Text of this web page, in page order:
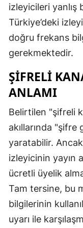
izleyicileri yanlış
Türkiye’deki
doğru frekans
gerekmektedir.
ŞIFRELI
ANLAMI
Belirtilen "şifreli
akıllarında "şifre
yaratabilir.
izleyicinin yayın
ücretli üyelik
Tam tersine, bu
bilgilerinin
uyarı ile